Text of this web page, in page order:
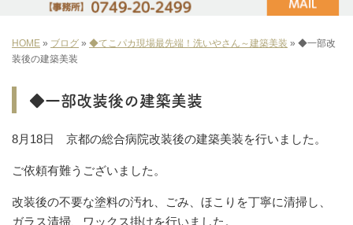
HOME » ブログ » ◆てこパカ現場最先端！洗いやさん～建築美装 » ◆一部改
装後の建築美装
◆一部改装後の建築美装
8月18日 京都の総合病院改装後の建築美装を行いました。
ご依頼有難うございました。
改装後の不要な塗料の汚れ、ごみ、ほこりを丁寧に清掃し、
ガラス清掃、ワックス掛けを行いました。